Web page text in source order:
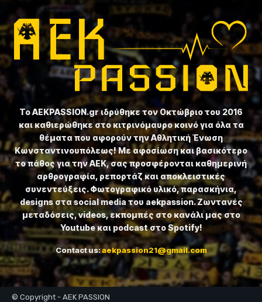
Το ⁦AEKPASSION.gr⁩ ιδρύθηκε τον Οκτώβριο του 2016
και καθιερώθηκε στο κιτρινόμαυρο κοινό για όλα τα
θέματα που αφορούν την Αθλητική Ένωση
Κωνσταντινουπόλεως! Με αφοσίωση και βασικότερο
το πάθος για την ΑΕΚ, σας προσφέρονται καθημερινή
αρθρογραφία, ρεπορτάζ και αποκλειστικές
συνεντεύξεις. Φωτογραφικό υλικό, παρασκήνια,
designs στα social media του aekpassion. Ζωντανές
μεταδόσεις, videos, εκπομπές στο κανάλι μας στο
Youtube και podcast στο Spotify!
Contact us:aekpassion21@gmail.com
© Copyright - AEK PASSION